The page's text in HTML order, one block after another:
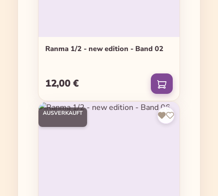
Ranma 1/2 - new edition - Band 02
Regulärer Preis:
12,00 €
AUSVERKAUFT